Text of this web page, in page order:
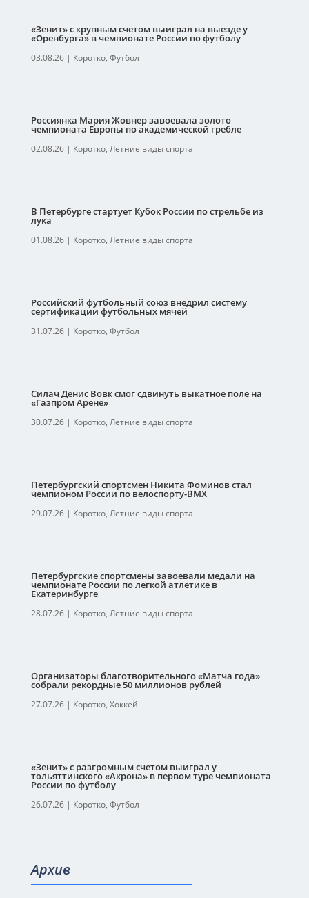
«Зенит» с крупным счетом выиграл на выезде у
«Оренбурга» в чемпионате России по футболу
03.08.26| Коротко, Футбол
Россиянка Мария Жовнер завоевала золото
чемпионата Европы по академической гребле
02.08.26| Коротко, Летние виды спорта
В Петербурге стартует Кубок России по стрельбе из
лука
01.08.26| Коротко, Летние виды спорта
Российский футбольный союз внедрил систему
сертификации футбольных мячей
31.07.26| Коротко, Футбол
Силач Денис Вовк смог сдвинуть выкатное поле на
«Газпром Арене»
30.07.26| Коротко, Летние виды спорта
Петербургский спортсмен Никита Фоминов стал
чемпионом России по велоспорту-ВМХ
29.07.26| Коротко, Летние виды спорта
Петербургские спортсмены завоевали медали на
чемпионате России по легкой атлетике в
Екатеринбурге
28.07.26| Коротко, Летние виды спорта
Организаторы благотворительного «Матча года»
собрали рекордные 50 миллионов рублей
27.07.26| Коротко, Хоккей
«Зенит» с разгромным счетом выиграл у
тольяттинского «Акрона» в первом туре чемпионата
России по футболу
26.07.26| Коротко, Футбол
Архив